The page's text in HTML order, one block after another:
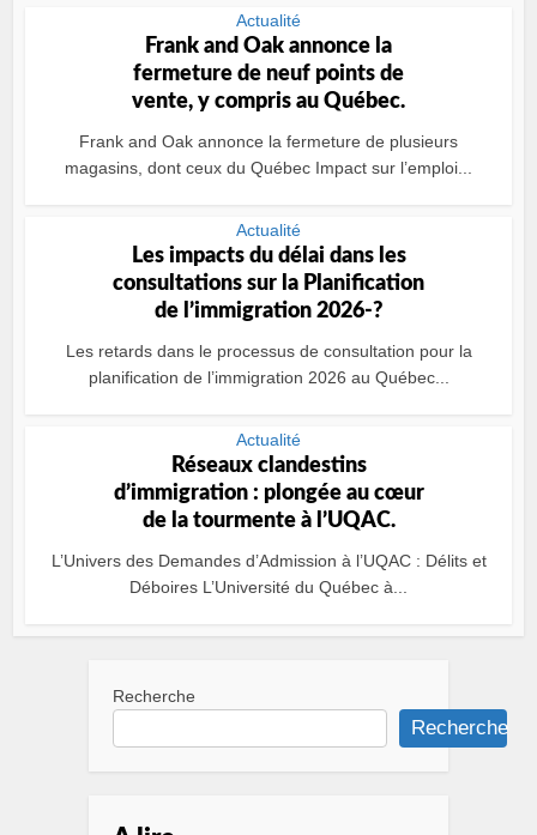
Actualité
Frank and Oak annonce la
fermeture de neuf points de
vente, y compris au Québec.
Frank and Oak annonce la fermeture de plusieurs
magasins, dont ceux du Québec Impact sur l’emploi...
Actualité
Les impacts du délai dans les
consultations sur la Planification
de l’immigration 2026-?
Les retards dans le processus de consultation pour la
planification de l’immigration 2026 au Québec...
Actualité
Réseaux clandestins
d’immigration : plongée au cœur
de la tourmente à l’UQAC.
L’Univers des Demandes d’Admission à l’UQAC : Délits et
Déboires L’Université du Québec à...
Recherche
Recherche